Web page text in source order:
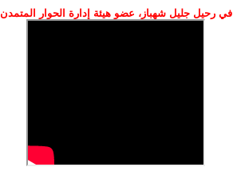
في رحيل جليل شهباز، عضو هيئة إدارة الحوار المتمدن